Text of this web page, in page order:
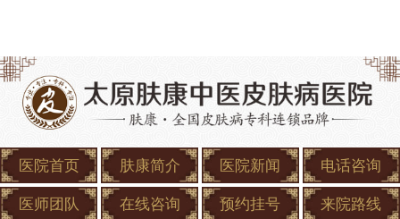
医院首页 肤康简介 医院新闻 电话咨询
医师团队 在线咨询 预约挂号 来院路线